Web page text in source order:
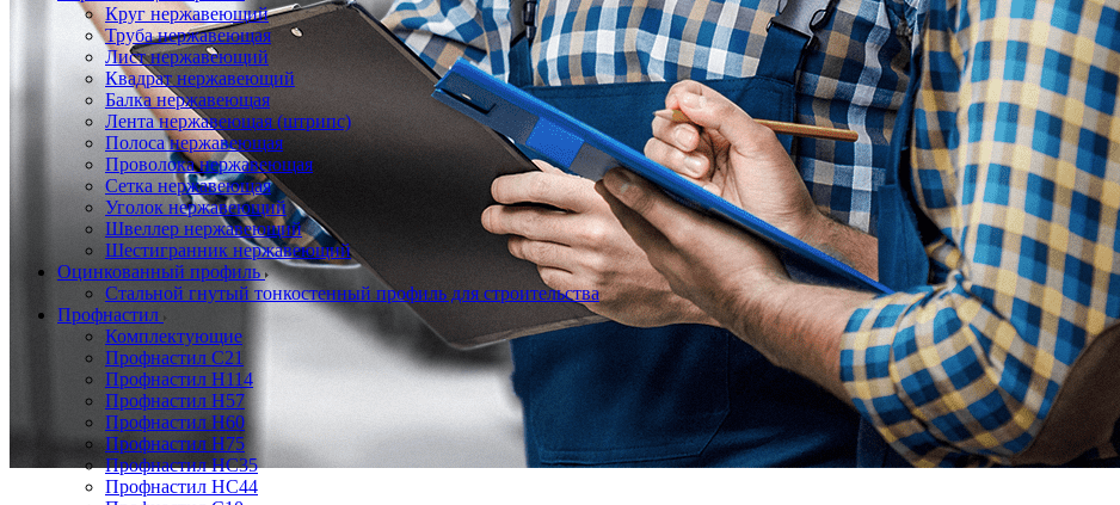
Круг нержавеющий
Труба нержавеющая
Лист нержавеющий
Квадрат нержавеющий
Балка нержавеющая
Лента нержавеющая (штрипс)
Полоса нержавеющая
Проволока нержавеющая
Сетка нержавеющая
Уголок нержавеющий
Швеллер нержавеющий
Шестигранник нержавеющий
Оцинкованный профиль
Стальной гнутый тонкостенный профиль для строительства
Профнастил
Комплектующие
Профнастил C21
Профнастил Н114
Профнастил Н57
Профнастил Н60
Профнастил Н75
Профнастил НС35
Профнастил НС44